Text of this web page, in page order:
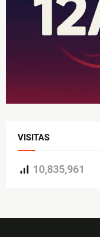
VISITAS
10,835,961